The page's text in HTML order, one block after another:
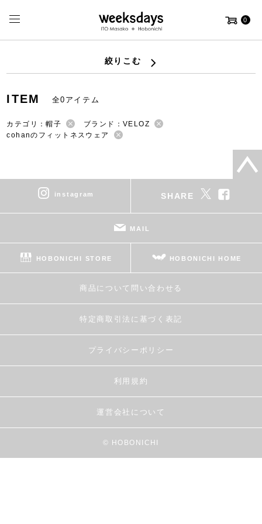
0
絞りこむ
ITEM 全0アイテム
カテゴリ：帽子
ブランド：VELOZ
cohanのフィットネスウェア
instagram SHARE
MAIL
HOBONICHI STORE HOBONICHI HOME
商品について問い合わせる
特定商取引法に基づく表記
プライバシーポリシー
利用規約
運営会社について
© HOBONICHI